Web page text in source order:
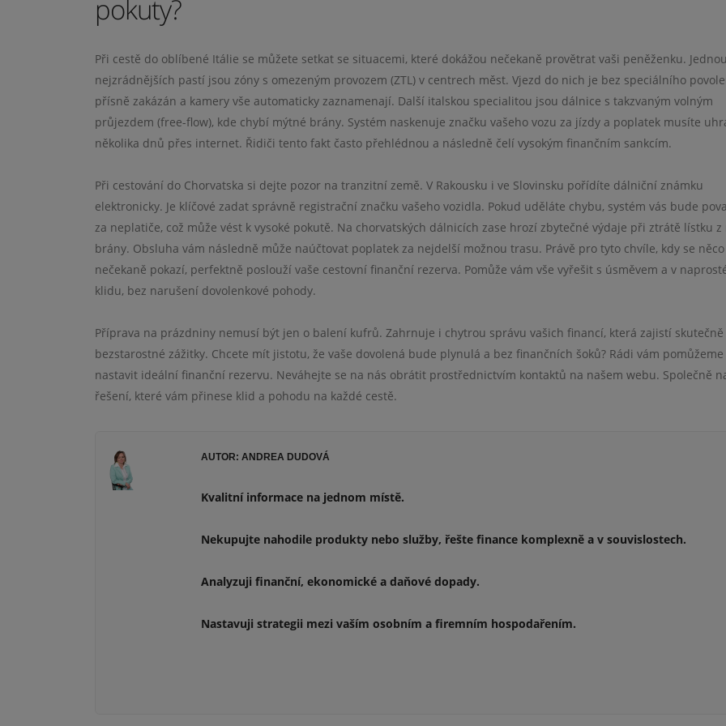
pokuty?
Při cestě do oblíbené Itálie se můžete setkat se situacemi, které dokážou nečekaně provětrat vaši peněženku.
nejzrádnějších pastí jsou zóny s omezeným provozem (ZTL) v centrech měst. Vjezd do nich je bez speciálního
přísně zakázán a kamery vše automaticky zaznamenají. Další italskou specialitou jsou dálnice s takzvaným volným
průjezdem (free-flow), kde chybí mýtné brány. Systém naskenuje značku vašeho vozu za jízdy a poplatek musíte
několika dnů přes internet. Řidiči tento fakt často přehlédnou a následně čelí vysokým finančním sankcím.
Při cestování do Chorvatska si dejte pozor na tranzitní země. V Rakousku i ve Slovinsku pořídíte dálniční známku
elektronicky. Je klíčové zadat správně registrační značku vašeho vozidla. Pokud uděláte chybu, systém vás bude
za neplatiče, což může vést k vysoké pokutě. Na chorvatských dálnicích zase hrozí zbytečné výdaje při ztrátě lístku z
brány. Obsluha vám následně může naúčtovat poplatek za nejdelší možnou trasu. Právě pro tyto chvíle, kdy se něco
nečekaně pokazí, perfektně poslouží vaše cestovní finanční rezerva. Pomůže vám vše vyřešit s úsměvem a v
klidu, bez narušení dovolenkové pohody.
Příprava na prázdniny nemusí být jen o balení kufrů. Zahrnuje i chytrou správu vašich financí, která zajistí skutečně
bezstarostné zážitky. Chcete mít jistotu, že vaše dovolená bude plynulá a bez finančních šoků? Rádi vám pomůžeme
nastavit ideální finanční rezervu. Neváhejte se na nás obrátit prostřednictvím kontaktů na našem webu. Společně
řešení, které vám přinese klid a pohodu na každé cestě.
AUTOR: ANDREA DUDOVÁ
Kvalitní informace na jednom místě.
Nekupujte nahodile produkty nebo služby, řešte finance komplexně a v souvislostech.
Analyzuji finanční, ekonomické a daňové dopady.
Nastavuji strategii mezi vaším osobním a firemním hospodařením.